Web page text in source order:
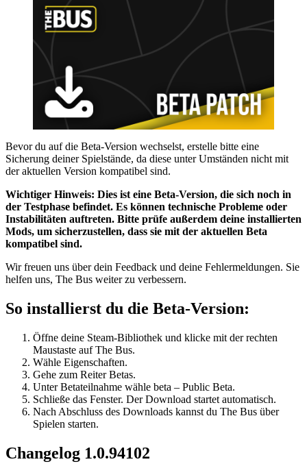
Bevor du auf die Beta-Version wechselst, erstelle bitte eine
Sicherung deiner Spielstände, da diese unter Umständen nicht mit
der aktuellen Version kompatibel sind.
Wichtiger Hinweis: Dies ist eine Beta-Version, die sich noch in
der Testphase befindet. Es können technische Probleme oder
Instabilitäten auftreten. Bitte prüfe außerdem deine installierten
Mods, um sicherzustellen, dass sie mit der aktuellen Beta
kompatibel sind.
Wir freuen uns über dein Feedback und deine Fehlermeldungen. Sie
helfen uns, The Bus weiter zu verbessern.
So installierst du die Beta-Version:
Öffne deine Steam-Bibliothek und klicke mit der rechten
Maustaste auf The Bus.
Wähle Eigenschaften.
Gehe zum Reiter Betas.
Unter Betateilnahme wähle beta – Public Beta.
Schließe das Fenster. Der Download startet automatisch.
Nach Abschluss des Downloads kannst du The Bus über
Spielen starten.
Changelog 1.0.94102